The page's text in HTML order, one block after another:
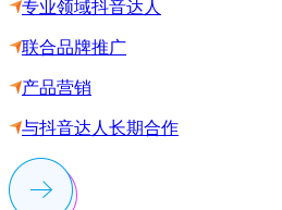
专业领域抖音达人
联合品牌推广
产品营销
与抖音达人长期合作